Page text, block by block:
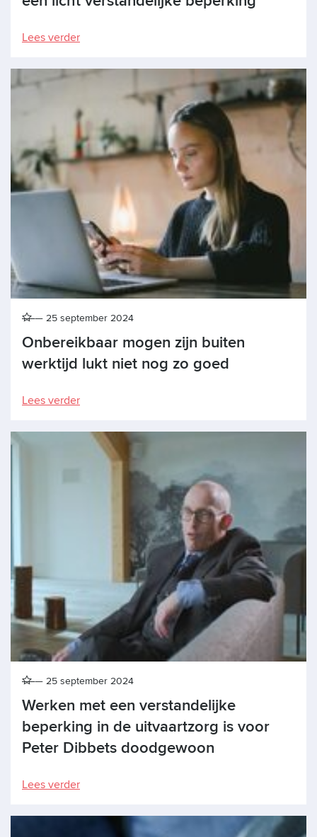
Lees verder
Onbereikbaar mogen zijn buiten
werktijd lukt niet nog zo goed
25 september 2024
Lees verder
Werken met een verstandelijke
beperking in de uitvaartzorg is voor
Peter Dibbets doodgewoon
25 september 2024
Lees verder